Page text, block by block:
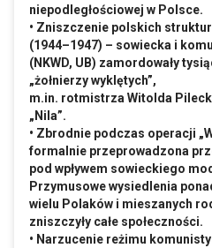
niepodległościowej w Polsce.
• Zniszczenie polskich
(1944–1947) – sowiecka i
(NKWD, UB) zamordowały
„żołnierzy wyklętych”,
m.in. rotmistrza Witolda
„Nila”.
• Zbrodnie podczas operacji
formalnie przeprowadzona
pod wpływem sowieckiego
Przymusowe wysiedlenia
wielu Polaków i mieszanych
zniszczyły całe społeczności.
• Narzucenie reżimu